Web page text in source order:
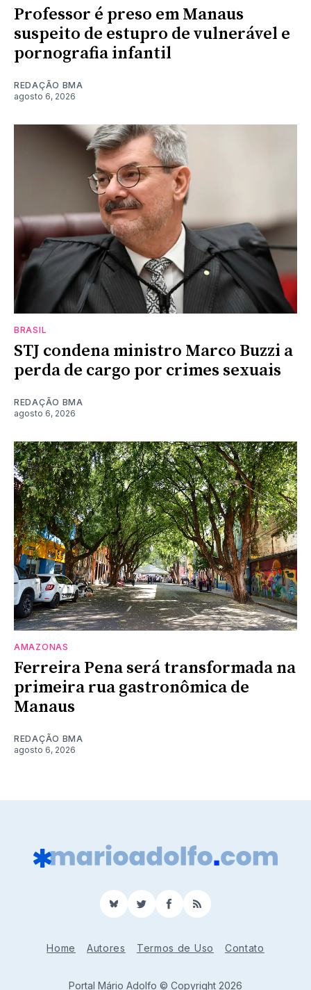
Professor é preso em Manaus
suspeito de estupro de vulnerável e
pornografia infantil
REDAÇÃO BMA
agosto 6, 2026
BRASIL
STJ condena ministro Marco Buzzi a
perda de cargo por crimes sexuais
REDAÇÃO BMA
agosto 6, 2026
AMAZONAS
Ferreira Pena será transformada na
primeira rua gastronômica de
Manaus
REDAÇÃO BMA
agosto 6, 2026
BlueSkyTwitterFacebook
RSS
Home Autores Termos de Uso Contato
Portal Mário Adolfo © Copyright 2026